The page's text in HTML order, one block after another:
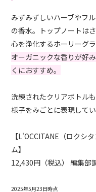
みずみずしいハーブやフ
の香水。トップノートは
心を浄化するホーリーグ
オーガニックな香りが好
くにおすすめ。
洗練されたクリアボトル
様子をみごとに表現してい
【L'OCCITANE（ロクシ
ム】
12,430円（税込） 編集部
2025年5月23日時点